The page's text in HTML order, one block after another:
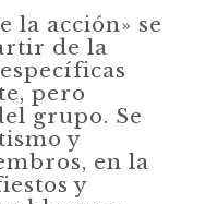
la acción» se
de la
pero
grupo. Se
y
en la
y